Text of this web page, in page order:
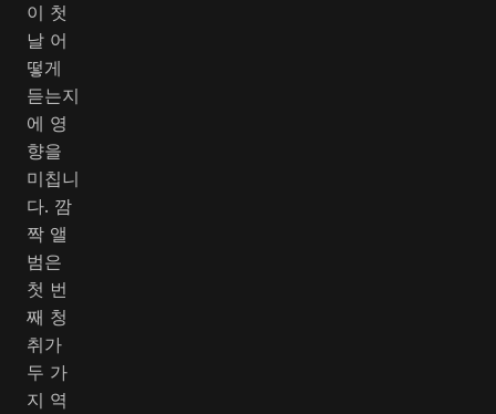
이 첫
날 어
떻게
듣는지
에 영
향을
미칩니
다. 깜
짝 앨
범은
첫 번
째 청
취가
두 가
지 역